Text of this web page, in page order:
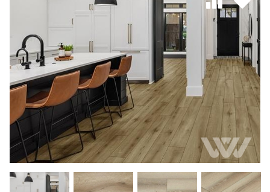
ТЕРРАСНАЯ ДОСКА
КОВРОВАЯ ПЛИТКА
МОДУЛЬНЫЕ ПВХ
ПОДЛОЖКА
ПЛИНТУС